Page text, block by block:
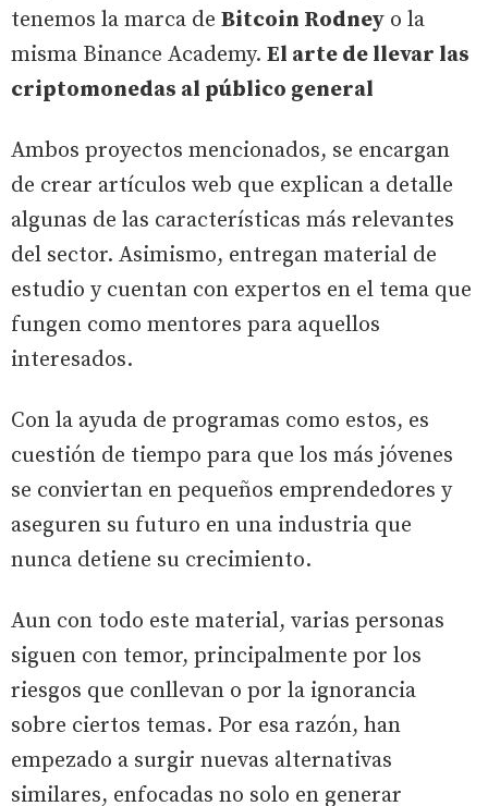
tenemos la marca de Bitcoin Rodney o la
misma Binance Academy. El arte de llevar las
criptomonedas al público general
Ambos proyectos mencionados, se encargan
de crear artículos web que explican a detalle
algunas de las características más relevantes
del sector. Asimismo, entregan material de
estudio y cuentan con expertos en el tema que
fungen como mentores para aquellos
interesados.
Con la ayuda de programas como estos, es
cuestión de tiempo para que los más jóvenes
se conviertan en pequeños emprendedores y
aseguren su futuro en una industria que
nunca detiene su crecimiento.
Aun con todo este material, varias personas
siguen con temor, principalmente por los
riesgos que conllevan o por la ignorancia
sobre ciertos temas. Por esa razón, han
empezado a surgir nuevas alternativas
similares, enfocadas no solo en generar